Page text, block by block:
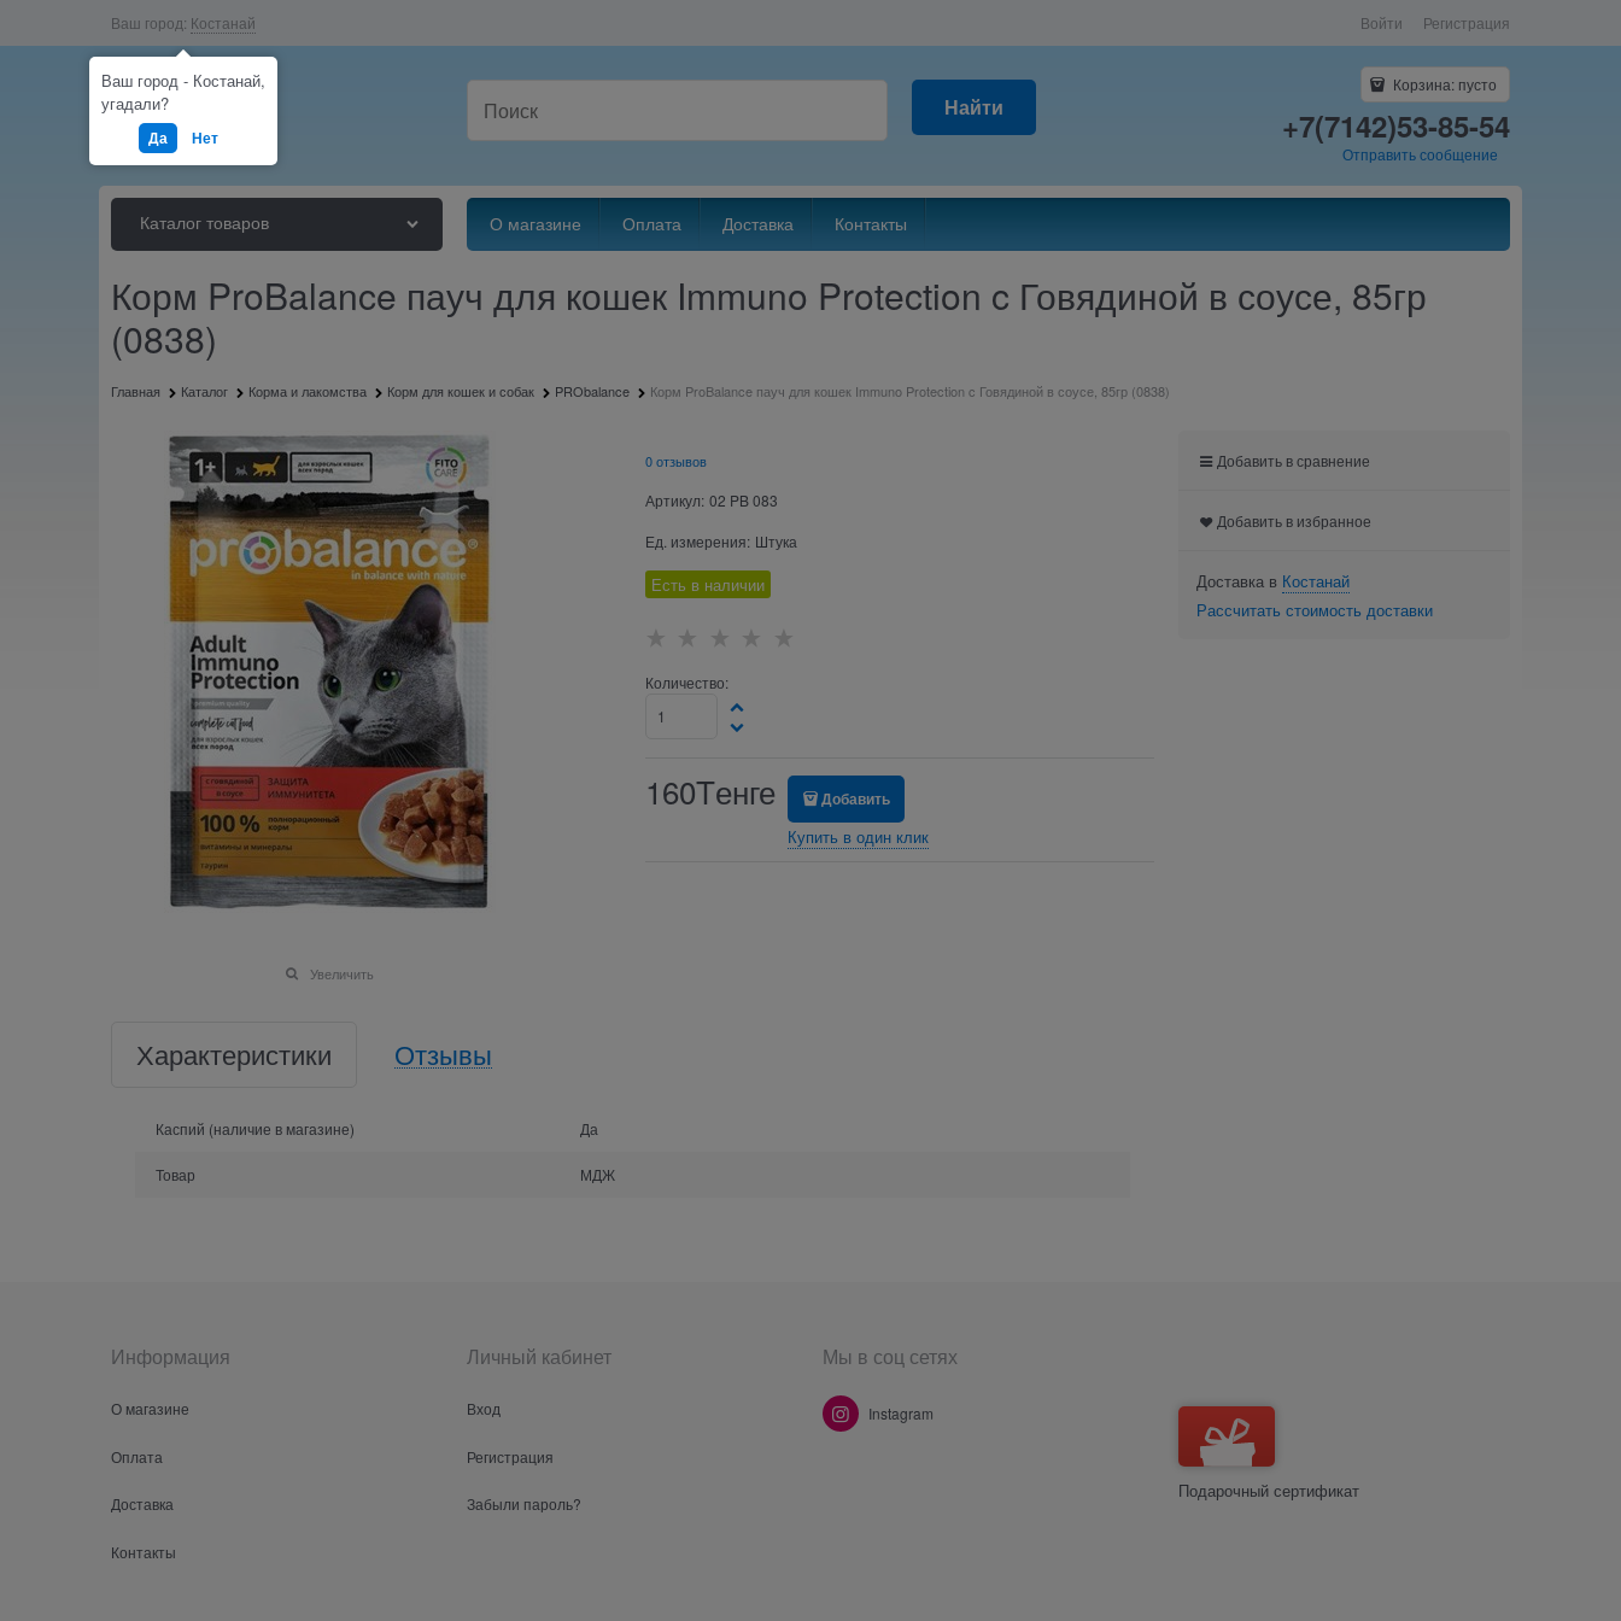
Ваш город: Костанай Войти Регистрация
Найти
Корзина: пусто
+7(7142)53-85-54
Отправить сообщение
Каталог товаров О магазине Оплата Доставка Контакты
Корм ProBalance пауч для кошек Immuno Protection c Говядиной в соусе, 85гр
(0838)
Главная Каталог Корма и лакомства Корм для кошек и собак PRObalance Корм ProBalance пауч для кошек Immuno Protection c Говядиной в соусе, 85гр (0838)
Увеличить
0 отзывов
Артикул: 02 PB 083
Ед. измерения: Штука
Есть в наличии
Количество:
160Tенге Добавить
Купить в один клик
Характеристики Отзывы
Каспий (наличие в магазине) Да
Товар МДЖ
Добавить в сравнение
Добавить в избранное
Доставка в Костанай
Рассчитать стоимость доставки
Информация
О магазине
Оплата
Доставка
Контакты
Личный кабинет
Вход
Регистрация
Забыли пароль?
Мы в соц сетях
Instagram
Подарочный сертификат
Ваш город - Костанай,
угадали?
Да Нет